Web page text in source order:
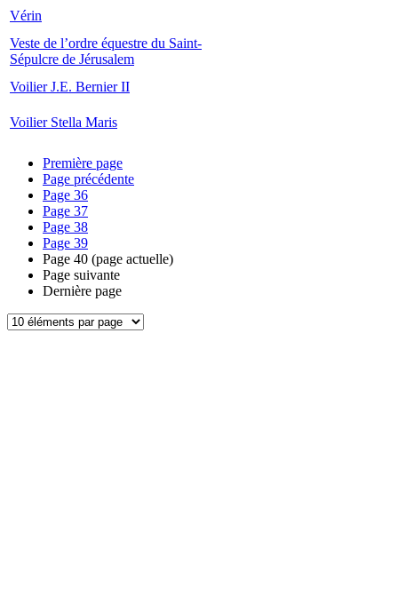
Vérin
Veste de l’ordre équestre du Saint-
Sépulcre de Jérusalem
Voilier J.E. Bernier II
Voilier Stella Maris
Première page
Page précédente
Page 36
Page 37
Page 38
Page 39
Page 40 (page actuelle)
Page suivante
Dernière page